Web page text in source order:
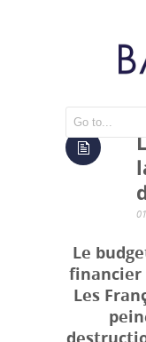
Le
financier
Les